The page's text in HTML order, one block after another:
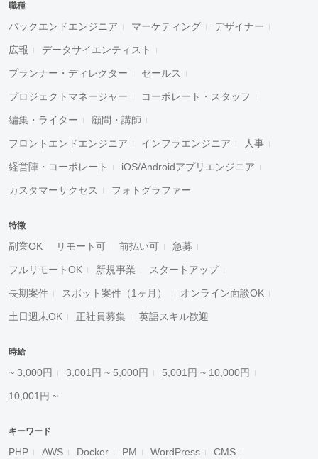
職種
バックエンドエンジニア マーケティング デザイナー
広報 データサイエンティスト
プランナー・ディレクター セールス
プロジェクトマネージャー コーポレート・スタッフ
編集・ライター 顧問・講師
フロントエンドエンジニア インフラエンジニア 人事
経営陣・コーポレート iOS/Androidアプリエンジニア
カスタマーサクセス フォトグラファー
特徴
副業OK リモート可 前払い可 急募
フルリモートOK 新規事業 スタートアップ
長期案件 スポット案件（1ヶ月） オンライン面談OK
土日週末OK 正社員募集 英語スキル歓迎
時給
~ 3,000円 3,001円 ~ 5,000円 5,001円 ~ 10,000円
10,001円 ~
キーワード
PHP AWS Docker PM WordPress CMS